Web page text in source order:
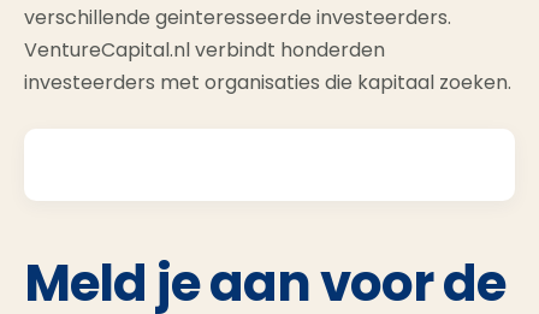
verschillende geinteresseerde investeerders.
VentureCapital.nl verbindt honderden
investeerders met organisaties die kapitaal zoeken.
Meld je aan voor de